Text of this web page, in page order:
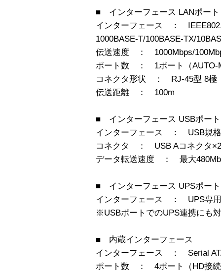
■ インターフェース LANポート
インターフェース ：
1000BASE-T/100BASE-TX/
伝送速度 ： 1000Mbps/
ポート数 ： 1ポート（AUTO-
コネクタ形状 ： RJ-45型 8極
伝送距離 ： 100m
■ インターフェース USBポート
インターフェース ： USB規格
コネクタ ： USB Aコネクタ
データ転送速度 ： 最大
■ インターフェース UPSポート
インターフェース ： UPS専用
※USBポートでのUPS連携にも
■ 内蔵インターフェース
インターフェース ： Serial
ポート数 ： 4ポート（HD接